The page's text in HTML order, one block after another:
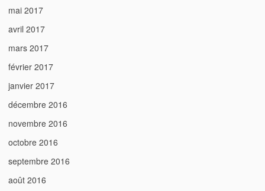
mai 2017
avril 2017
mars 2017
février 2017
janvier 2017
décembre 2016
novembre 2016
octobre 2016
septembre 2016
août 2016